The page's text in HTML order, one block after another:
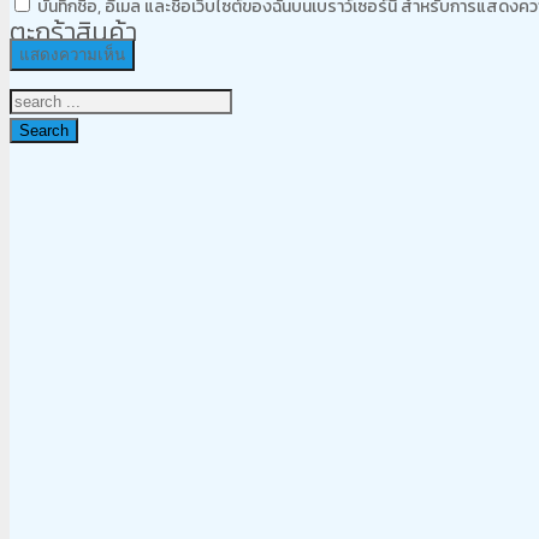
ตะกร้าสินค้า
บันทึกชื่อ, อีเมล และชื่อเว็บไซต์ของฉันบนเบราว์เซอร์นี้ สำหรับการแสดงค
Search